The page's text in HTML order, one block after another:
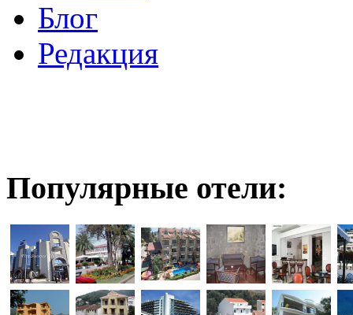
Блог
Редакция
Популярные отели: